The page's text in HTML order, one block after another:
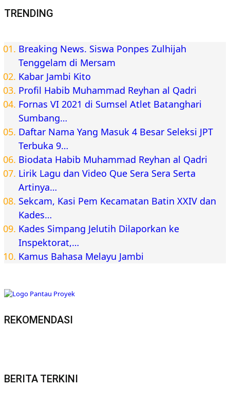
TRENDING
Breaking News. Siswa Ponpes Zulhijah
Tenggelam di Mersam
Kabar Jambi Kito
Profil Habib Muhammad Reyhan al Qadri
Fornas VI 2021 di Sumsel Atlet Batanghari
Sumbang…
Daftar Nama Yang Masuk 4 Besar Seleksi JPT
Terbuka 9…
Biodata Habib Muhammad Reyhan al Qadri
Lirik Lagu dan Video Que Sera Sera Serta
Artinya…
Sekcam, Kasi Pem Kecamatan Batin XXIV dan
Kades…
Kades Simpang Jelutih Dilaporkan ke
Inspektorat,…
Kamus Bahasa Melayu Jambi
REKOMENDASI
BERITA TERKINI